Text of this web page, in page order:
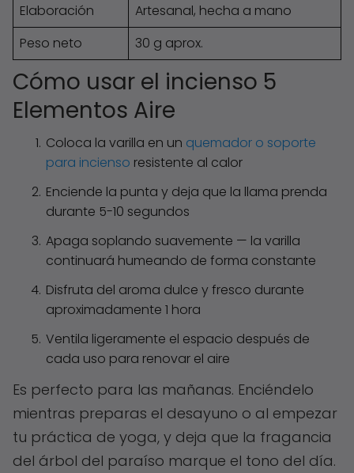
Elaboración
Artesanal, hecha a mano
Peso neto
30 g aprox.
Cómo usar el incienso 5
Elementos Aire
Coloca la varilla en un quemador o soporte
para incienso resistente al calor
Enciende la punta y deja que la llama prenda
durante 5-10 segundos
Apaga soplando suavemente — la varilla
continuará humeando de forma constante
Disfruta del aroma dulce y fresco durante
aproximadamente 1 hora
Ventila ligeramente el espacio después de
cada uso para renovar el aire
Es perfecto para las mañanas. Enciéndelo
mientras preparas el desayuno o al empezar
tu práctica de yoga, y deja que la fragancia
del árbol del paraíso marque el tono del día.